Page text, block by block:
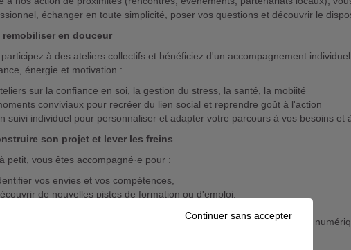
échanger en toute simplicité, poser vos questions et découvrir le
remobiliser en douceur
participez à des ateliers collectifs et bénéficiez d'un accompagnement
énergie et motivation :
sur la confiance en soi, la gestion du stress, la santé, la mobiité
conviviaux pour recréer du lien social et reprendre goût à l'action
suivi individuel pour personnaliser et adapter votre parcours à vos besoins et
son projet et lever les freins
petit, vous êtes accompagné·e pour :
vos envies et vos compétences,
de nouvelles pistes de formation ou d'emploi,
et trouver des solutions concrètes aux obstacles du quotidien (logement,
Continuer sans accepter